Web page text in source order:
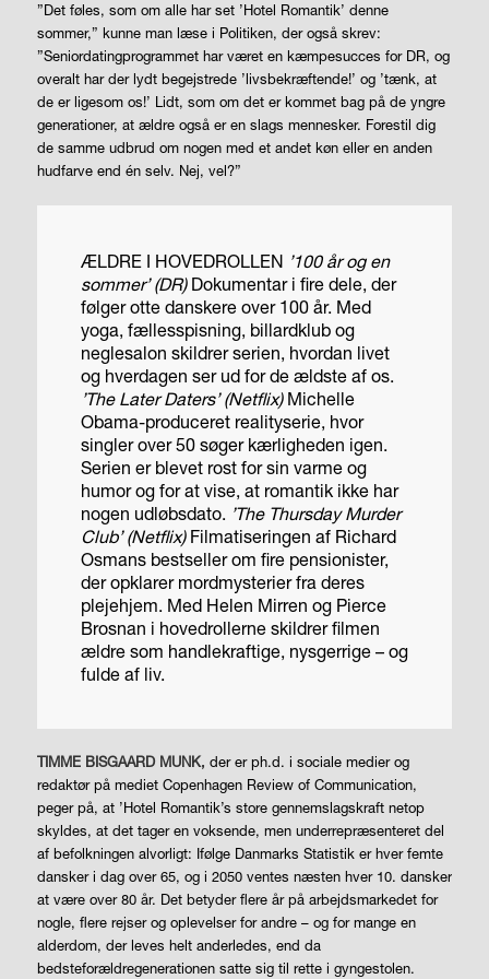
”Det føles, som om alle har set ’Hotel Romantik’ denne
sommer,” kunne man læse i Politiken, der også skrev:
”Seniordatingprogrammet har været en kæmpesucces for DR, og
overalt har der lydt begejstrede ’livsbekræftende!’ og ’tænk, at
de er ligesom os!’ Lidt, som om det er kommet bag på de yngre
generationer, at ældre også er en slags mennesker. Forestil dig
de samme udbrud om nogen med et andet køn eller en anden
hudfarve end én selv. Nej, vel?”
ÆLDRE I HOVEDROLLEN ’100 år og en
sommer’ (DR) Dokumentar i fire dele, der
følger otte danskere over 100 år. Med
yoga, fællesspisning, billardklub og
neglesalon skildrer serien, hvordan livet
og hverdagen ser ud for de ældste af os.
’The Later Daters’ (Netflix) Michelle
Obama-produceret realityserie, hvor
singler over 50 søger kærligheden igen.
Serien er blevet rost for sin varme og
humor og for at vise, at romantik ikke har
nogen udløbsdato. ’The Thursday Murder
Club’ (Netflix) Filmatiseringen af Richard
Osmans bestseller om fire pensionister,
der opklarer mordmysterier fra deres
plejehjem. Med Helen Mirren og Pierce
Brosnan i hovedrollerne skildrer filmen
ældre som handlekraftige, nysgerrige – og
fulde af liv.
TIMME BISGAARD MUNK, der er ph.d. i sociale medier og
redaktør på mediet Copenhagen Review of Communication,
peger på, at ’Hotel Romantik’s store gennemslagskraft netop
skyldes, at det tager en voksende, men underrepræsenteret del
af befolkningen alvorligt: Ifølge Danmarks Statistik er hver femte
dansker i dag over 65, og i 2050 ventes næsten hver 10. dansker
at være over 80 år. Det betyder flere år på arbejdsmarkedet for
nogle, flere rejser og oplevelser for andre – og for mange en
alderdom, der leves helt anderledes, end da
bedsteforældregenerationen satte sig til rette i gyngestolen.